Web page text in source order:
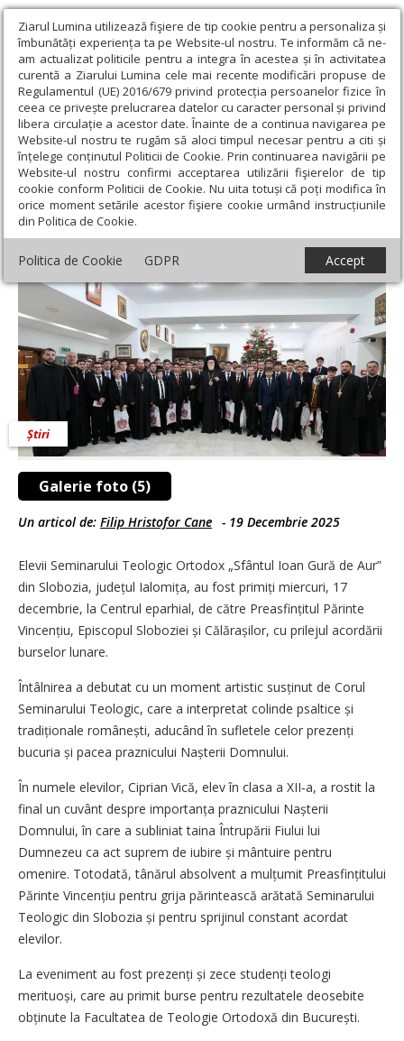
Ziarul Lumina utilizează fişiere de tip cookie pentru a personaliza și
îmbunătăți experiența ta pe Website-ul nostru. Te informăm că ne-
am actualizat politicile pentru a integra în acestea și în activitatea
curentă a Ziarului Lumina cele mai recente modificări propuse de
Regulamentul (UE) 2016/679 privind protecția persoanelor fizice în
ceea ce privește prelucrarea datelor cu caracter personal și privind
libera circulație a acestor date. Înainte de a continua navigarea pe
Website-ul nostru te rugăm să aloci timpul necesar pentru a citi și
înțelege conținutul Politicii de Cookie. Prin continuarea navigării pe
Website-ul nostru confirmi acceptarea utilizării fişierelor de tip
cookie conform Politicii de Cookie. Nu uita totuși că poți modifica în
orice moment setările acestor fişiere cookie urmând instrucțiunile
din Politica de Cookie.
Politica de Cookie GDPR Accept
Ziarul Lumina › Actualitate religioasă › Știri › Burse pentru elevii
Seminarului Teologic „Sfântul Ioan Gură de Aur” din Slobozia
Burse pentru elevii Seminarului Teologic
„Sfântul Ioan Gură de Aur” din Slobozia
Galerie foto (5)
Știri
Un articol de: Filip Hristofor Cane - 19 Decembrie 2025
Elevii Seminarului Teologic Ortodox „Sfântul Ioan Gură de Aur”
din Slobozia, județul Ialomița, au fost primiți miercuri, 17
decembrie, la Centrul eparhial, de către Preasfințitul Părinte
Vincențiu, Episcopul Sloboziei și Călărașilor, cu prilejul acordării
burselor lunare.
Întâlnirea a debutat cu un moment artistic susținut de Corul
Seminarului Teologic, care a interpretat colinde psaltice și
tradiționale românești, aducând în sufletele celor prezenți
bucuria și pacea praznicului Nașterii Domnului.
În numele elevilor, Ciprian Vică, elev în clasa a XII‑a, a rostit la
final un cuvânt despre importanța praznicului Nașterii
Domnului, în care a subliniat taina Întrupării Fiului lui
Dumnezeu ca act suprem de iubire și mântuire pentru
omenire. Totodată, tânărul absolvent a mulțumit Preasfințitului
Părinte Vincențiu pentru grija părintească arătată Seminarului
Teologic din Slobozia și pentru sprijinul constant acordat
elevilor.
La eveniment au fost prezenți și zece studenți teologi
merituoși, care au primit burse pentru rezultatele deosebite
obținute la Facultatea de Teologie Ortodoxă din București.